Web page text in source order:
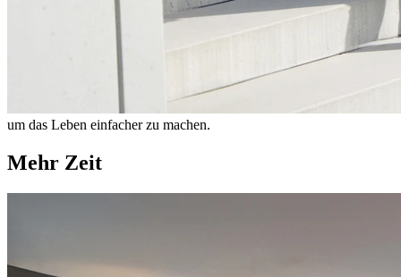
um das Leben einfacher zu machen.
Mehr Zeit